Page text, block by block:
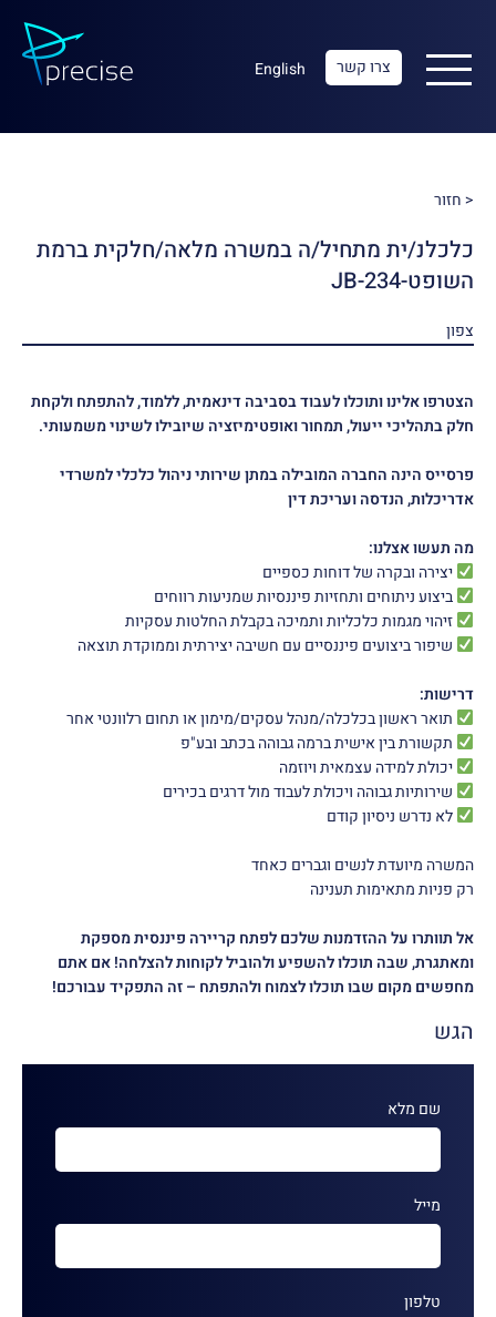
English צרו קשר
< חזור
כלכלנ/ית מתחיל/ה במשרה מלאה/חלקית ברמת
השופט-JB-234
צפון
הצטרפו אלינו ותוכלו לעבוד בסביבה דינאמית, ללמוד, להתפתח ולקחת
חלק בתהליכי ייעול, תמחור ואופטימיזציה שיובילו לשינוי משמעותי.
פרסייס הינה החברה המובילה במתן שירותי ניהול כלכלי למשרדי
אדריכלות, הנדסה ועריכת דין
מה תעשו אצלנו:
יצירה ובקרה של דוחות כספיים
ביצוע ניתוחים ותחזיות פיננסיות שמניעות רווחים
זיהוי מגמות כלכליות ותמיכה בקבלת החלטות עסקיות
שיפור ביצועים פיננסיים עם חשיבה יצירתית וממוקדת תוצאה
דרישות:
תואר ראשון בכלכלה/מנהל עסקים/מימון או תחום רלוונטי אחר
תקשורת בין אישית ברמה גבוהה בכתב ובע"פ
יכולת למידה עצמאית ויוזמה
שירותיות גבוהה ויכולת לעבוד מול דרגים בכירים
לא נדרש ניסיון קודם
המשרה מיועדת לנשים וגברים כאחד
רק פניות מתאימות תענינה
אל תוותרו עלההזדמנות שלכם לפתח קריירה פיננסית מספקת
ומאתגרת, שבה תוכלו להשפיע ולהוביל לקוחות להצלחה! אם אתם
מחפשים מקום שבו תוכלו לצמוח ולהתפתח – זה התפקיד עבורכם!
הגש
שם מלא
מייל
טלפון